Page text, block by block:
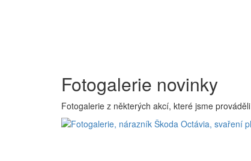
Fotogalerie novinky
Fotogalerie z některých akcí, které jsme prováděli